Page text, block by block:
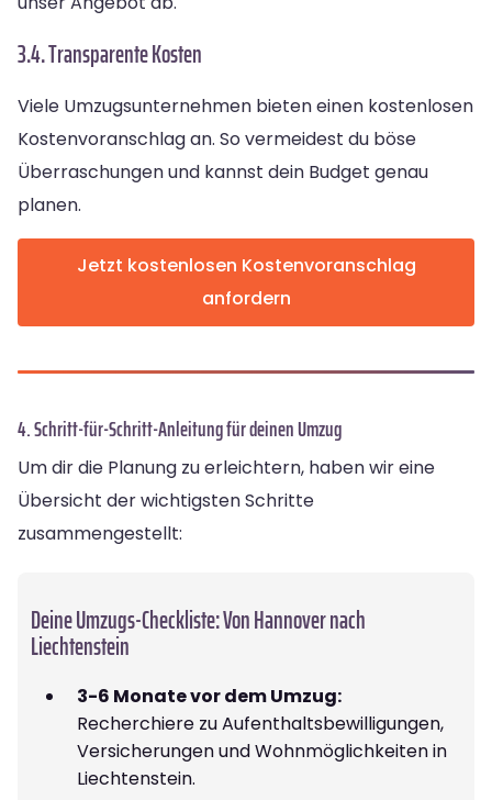
3.4. Transparente Kosten
Viele Umzugsunternehmen bieten einen kostenlosen
Kostenvoranschlag an. So vermeidest du böse
Überraschungen und kannst dein Budget genau
planen.
Jetzt kostenlosen Kostenvoranschlag
anfordern
4. Schritt-für-Schritt-Anleitung für deinen Umzug
Um dir die Planung zu erleichtern, haben wir eine
Übersicht der wichtigsten Schritte
zusammengestellt:
Deine Umzugs-Checkliste: Von Hannover nach
Liechtenstein
3-6 Monate vor dem Umzug:
Recherchiere zu Aufenthaltsbewilligungen,
Versicherungen und Wohnmöglichkeiten in
Liechtenstein.